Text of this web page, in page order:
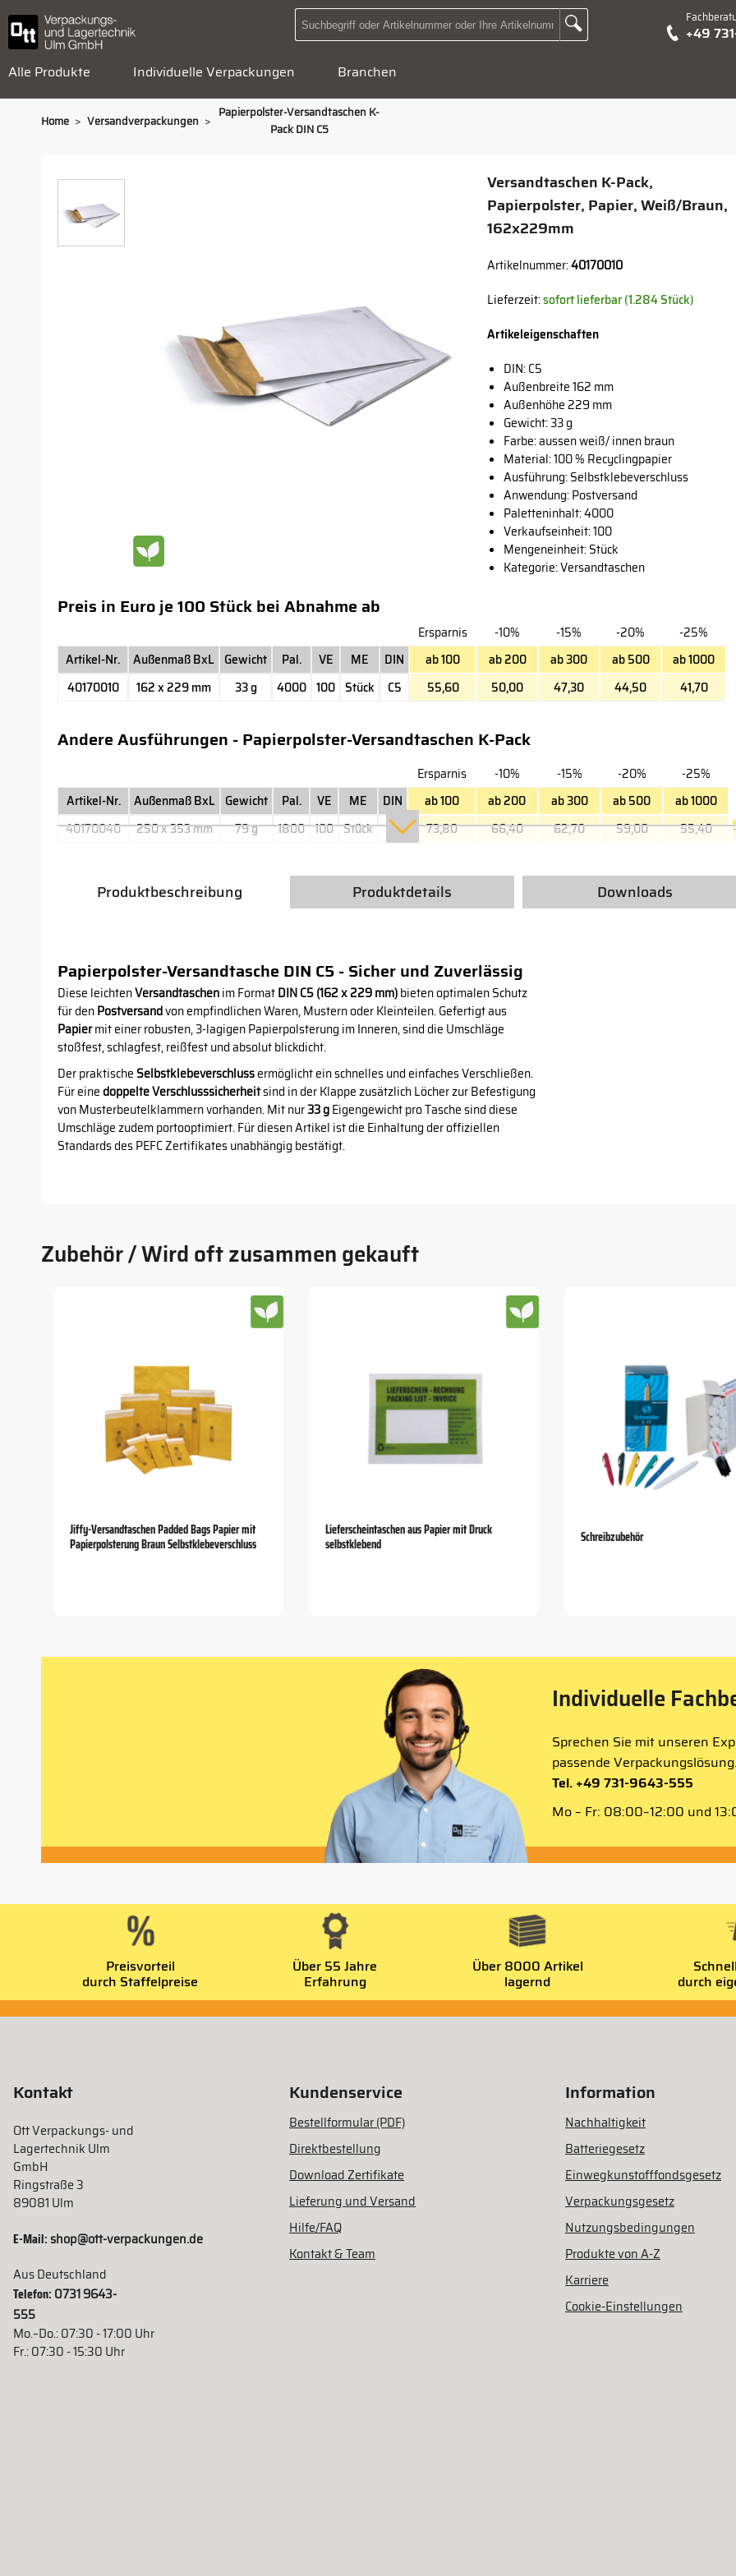
Suchbegriff oder Artikelnummer hier eingeben:
Zur Suche Landingpage
+49
Alle Produkte
Individuelle Verpackungen Branchen
Home > Versandverpackungen > Papierpolster-Versandtaschen K-
Pack DIN C5
Versandtaschen K-Pack,
Papierpolster, Papier, Weiß/Braun,
162x229mm
Artikelnummer:40170010
Lieferzeit:sofort lieferbar (1.284 Stück)
Artikeleigenschaften
DIN: C5
Außenbreite 162 mm
Außenhöhe 229 mm
Gewicht: 33 g
Farbe: aussen weiß/ innen braun
Material: 100 % Recyclingpapier
Ausführung: Selbstklebeverschluss
Anwendung: Postversand
Paletteninhalt: 4000
Verkaufseinheit: 100
Mengeneinheit: Stück
Kategorie: Versandtaschen
Preis in Euro je 100 Stück bei Abnahme ab
Ersparnis -10% -15% -20%
-25%
Artikel-Nr.
Außenmaß BxL Gewicht Pal. VE ME DIN ab 100 ab 200 ab 300 ab 500
ab 1000
40170010
162 x 229 mm 33 g 4000 100 Stück C5 55,60 50,00 47,30 44,50 41,70
Andere Ausführungen - Papierpolster-Versandtaschen K-Pack
Ersparnis -10% -15% -20%
-25%
Artikel-Nr.
Außenmaß BxL Gewicht Pal. VE ME DIN ab 100 ab 200 ab 300 ab 500
ab 1000
40170040
250 x 353 mm 79 g 1800 100 Stück B4 73,80 66,40 62,70 59,00 55,40
Produktbeschreibung Produktdetails Downloads
Papierpolster-Versandtasche DIN C5 - Sicher und Zuverlässig
Diese leichtenVersandtaschenim FormatDIN C5 (162 x 229 mm)bieten optimalen Schutz
für denPostversandvon empfindlichen Waren, Mustern oder Kleinteilen. Gefertigt aus
Papiermit einer robusten, 3-lagigen Papierpolsterung im Inneren, sind die Umschläge
stoßfest, schlagfest, reißfest und absolut blickdicht.
Der praktische Selbstklebeverschlussermöglicht ein schnelles und einfaches Verschließen.
Für eine doppelte Verschlusssicherheitsind in der Klappe zusätzlich Löcher zur Befestigung
von Musterbeutelklammern vorhanden. Mit nur33 gEigengewicht pro Tasche sind diese
Umschläge zudem portooptimiert. Für diesen Artikel ist die Einhaltung der offiziellen
Standards des PEFC Zertifikates unabhängig bestätigt.
Zubehör / Wird oft zusammen gekauft
Jiffy-Versandtaschen Padded Bags Papier mit
Papierpolsterung Braun Selbstklebeverschluss
Lieferscheintaschen aus Papier mit Druck
selbstklebend
Schreibzubehör
Individuelle
Sprechen Sie mit unseren
passende
Tel. +49 731-9643-555
Mo – Fr: 08:00–12:00 und
Preisvorteil
durch Staffelpreise
Über 55 Jahre
Erfahrung
Über 8000 Artikel
lagernd durch
Kontakt
Ott Verpackungs- und
Lagertechnik Ulm
GmbH
Ringstraße 3
89081 Ulm
E-Mail:shop@ott-verpackungen.de
Aus Deutschland
Telefon: 0731 9643-
555
Mo.–Do.: 07:30 - 17:00 Uhr
Fr.: 07:30 - 15:30 Uhr
Kundenservice
Bestellformular (PDF)
Direktbestellung
Download Zertifikate
Lieferung und Versand
Hilfe/FAQ
Kontakt & Team
Information
Nachhaltigkeit
Batteriegesetz
Einwegkunstofffondsgesetz
Verpackungsgesetz
Nutzungsbedingungen
Produkte von A-Z
Karriere
Cookie-Einstellungen